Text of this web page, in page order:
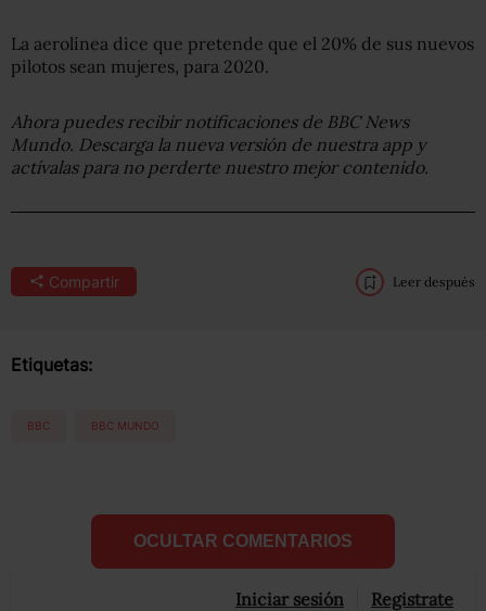
La aerolínea dice que pretende que el 20% de sus nuevos
pilotos sean mujeres, para 2020.
Ahora puedes recibir notificaciones de BBC News
Mundo. Descarga la nueva versión de nuestra app y
actívalas para no perderte nuestro mejor contenido.
Compartir Leer después
Etiquetas:
BBC BBC MUNDO
OCULTAR COMENTARIOS
Iniciar sesión Registrate